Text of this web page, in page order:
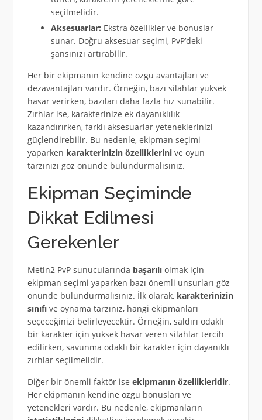
seçilmelidir.
Aksesuarlar: Ekstra özellikler ve bonuslar
sunar. Doğru aksesuar seçimi, PvP’deki
şansınızı artırabilir.
Her bir ekipmanın kendine özgü avantajları ve
dezavantajları vardır. Örneğin, bazı silahlar yüksek
hasar verirken, bazıları daha fazla hız sunabilir.
Zırhlar ise, karakterinize ek dayanıklılık
kazandırırken, farklı aksesuarlar yeteneklerinizi
güçlendirebilir. Bu nedenle, ekipman seçimi
yaparken karakterinizin özelliklerinive oyun
tarzınızı göz önünde bulundurmalısınız.
Ekipman Seçiminde
Dikkat Edilmesi
Gerekenler
Metin2 PvP sunucularında başarılıolmak için
ekipman seçimi yaparken bazı önemli unsurları göz
önünde bulundurmalısınız. İlk olarak, karakterinizin
sınıfıve oynama tarzınız, hangi ekipmanları
seçeceğinizi belirleyecektir. Örneğin, saldırı odaklı
bir karakter için yüksek hasar veren silahlar tercih
edilirken, savunma odaklı bir karakter için dayanıklı
zırhlar seçilmelidir.
Diğer bir önemli faktör ise ekipmanın özellikleridir.
Her ekipmanın kendine özgü bonusları ve
yetenekleri vardır. Bu nedenle, ekipmanların